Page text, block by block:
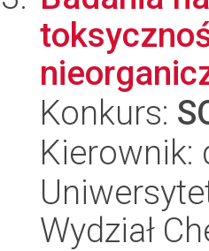
Konkurs:
Kierownik:
Wydział